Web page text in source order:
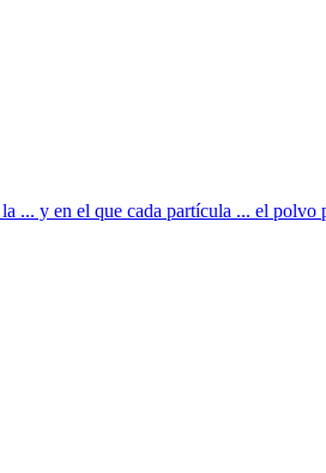
... y en el que cada partícula ... el polvo